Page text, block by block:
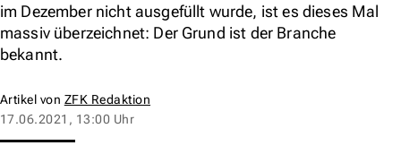
im Dezember nicht ausgefüllt wurde, ist es dieses Mal
massiv überzeichnet: Der Grund ist der Branche
bekannt.
Artikel von ZFK Redaktion
17.06.2021, 13:00 Uhr